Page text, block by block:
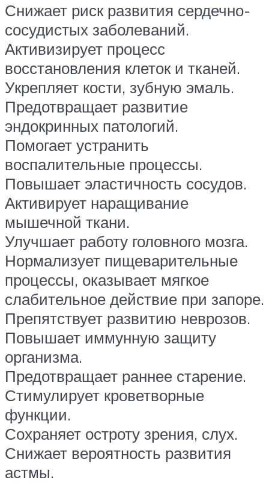
Снижает риск развития сердечно-
сосудистых заболеваний.
Активизирует процесс
восстановления клеток и тканей.
Укрепляет кости, зубную эмаль.
Предотвращает развитие
эндокринных патологий.
Помогает устранить
воспалительные процессы.
Повышает эластичность сосудов.
Активирует наращивание
мышечной ткани.
Улучшает работу головного мозга.
Нормализует пищеварительные
процессы, оказывает мягкое
слабительное действие при запоре.
Препятствует развитию неврозов.
Повышает иммунную защиту
организма.
Предотвращает раннее старение.
Стимулирует кроветворные
функции.
Сохраняет остроту зрения, слух.
Снижает вероятность развития
астмы.